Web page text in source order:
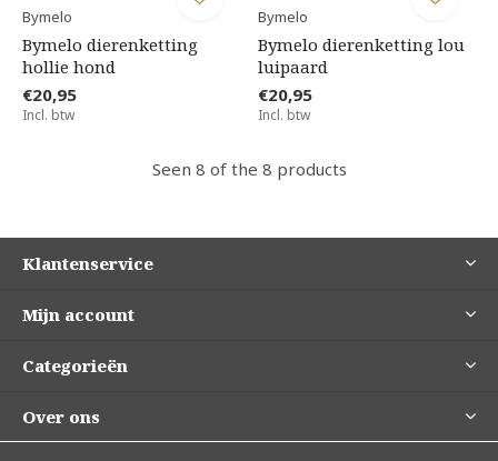
Bymelo
Bymelo dierenketting
hollie hond
€20,95
Incl. btw
Bymelo
Bymelo dierenketting lou
luipaard
€20,95
Incl. btw
Seen 8 of the 8 products
Klantenservice
Mijn account
Categorieën
Over ons